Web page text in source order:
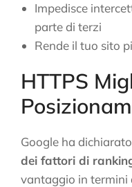
Impedisce
parte di terzi
Rende il tuo sito
HTTPS
Google ha
dei fattori di
vantaggio in termini